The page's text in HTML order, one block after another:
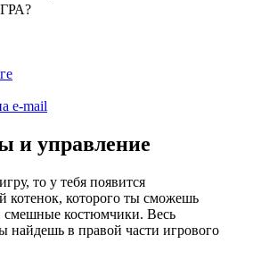
e-mail
и управление
то у тебя появится
котенок, которого ты сможешь
смешные костюмчики. Весь
найдешь в правой части игрового